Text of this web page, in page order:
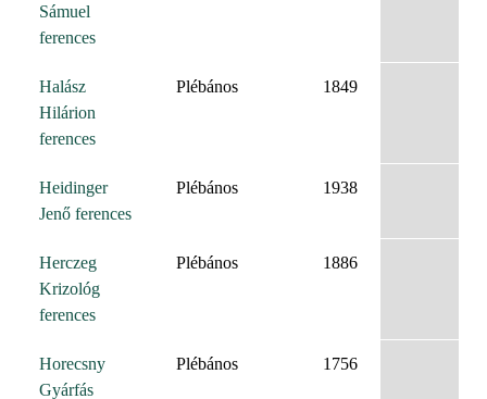
Sámuel
ferences
Halász
Hilárion
ferences
Plébános 1849
Heidinger
Jenő ferences
Plébános 1938
Herczeg
Krizológ
ferences
Plébános 1886
Horecsny
Gyárfás
Plébános 1756